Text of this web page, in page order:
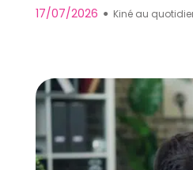
17/07/2026 ● Kiné au